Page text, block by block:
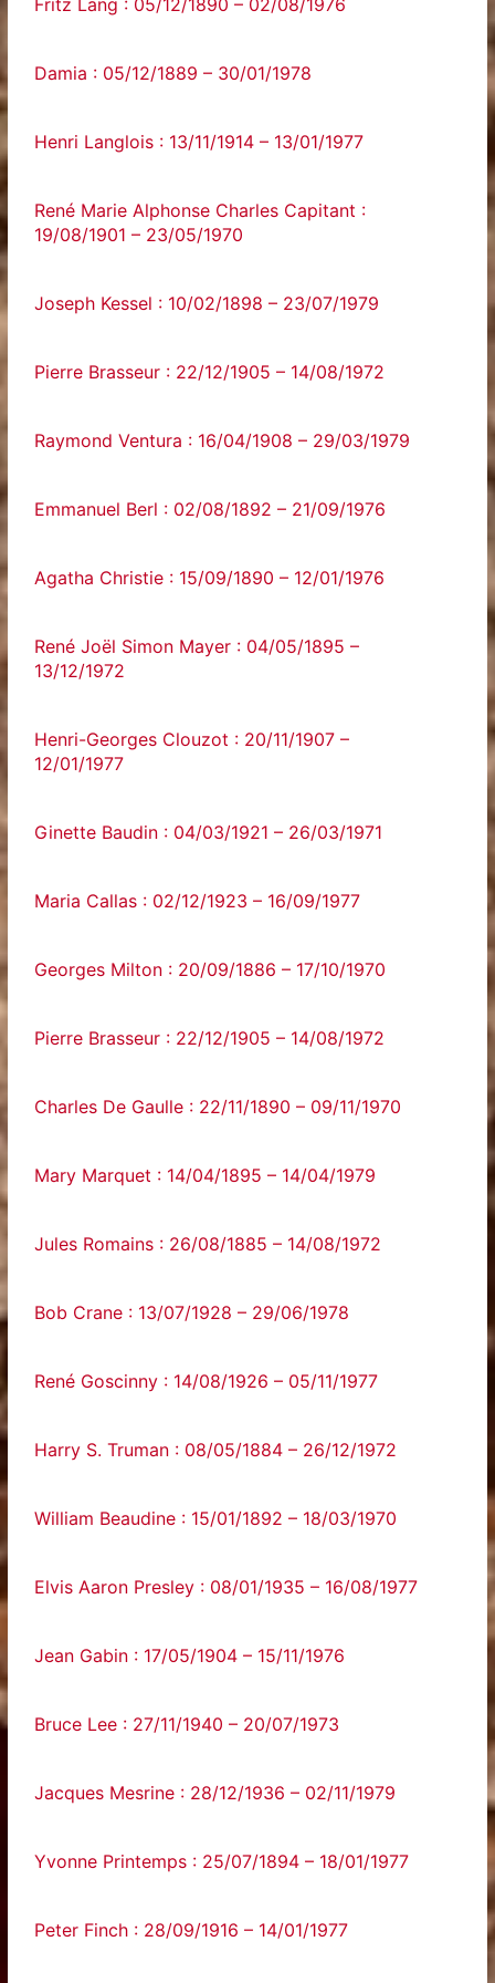
Damia : 05/12/1889 – 30/01/1978
Henri Langlois : 13/11/1914 – 13/01/1977
René Marie Alphonse Charles Capitant :
19/08/1901 – 23/05/1970
Joseph Kessel : 10/02/1898 – 23/07/1979
Pierre Brasseur : 22/12/1905 – 14/08/1972
Raymond Ventura : 16/04/1908 – 29/03/1979
Emmanuel Berl : 02/08/1892 – 21/09/1976
Agatha Christie : 15/09/1890 – 12/01/1976
René Joël Simon Mayer : 04/05/1895 –
13/12/1972
Henri-Georges Clouzot : 20/11/1907 –
12/01/1977
Ginette Baudin : 04/03/1921 – 26/03/1971
Maria Callas : 02/12/1923 – 16/09/1977
Georges Milton : 20/09/1886 – 17/10/1970
Pierre Brasseur : 22/12/1905 – 14/08/1972
Charles De Gaulle : 22/11/1890 – 09/11/1970
Mary Marquet : 14/04/1895 – 14/04/1979
Jules Romains : 26/08/1885 – 14/08/1972
Bob Crane : 13/07/1928 – 29/06/1978
René Goscinny : 14/08/1926 – 05/11/1977
Harry S. Truman : 08/05/1884 – 26/12/1972
William Beaudine : 15/01/1892 – 18/03/1970
Elvis Aaron Presley : 08/01/1935 – 16/08/1977
Jean Gabin : 17/05/1904 – 15/11/1976
Bruce Lee : 27/11/1940 – 20/07/1973
Jacques Mesrine : 28/12/1936 – 02/11/1979
Yvonne Printemps : 25/07/1894 – 18/01/1977
Peter Finch : 28/09/1916 – 14/01/1977